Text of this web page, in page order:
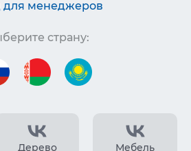
Дерево Мебель
для менеджеров
страну: